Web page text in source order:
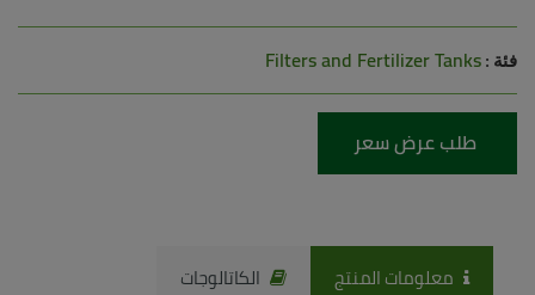
فئة : Filters and Fertilizer Tanks
طلب عرض سعر
الكاتالوجات معلومات المنتج